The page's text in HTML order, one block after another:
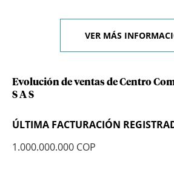
VER MÁS
Evolución de ventas de Centro
S A S
ÚLTIMA FACTURACIÓN
1.000.000.000 COP